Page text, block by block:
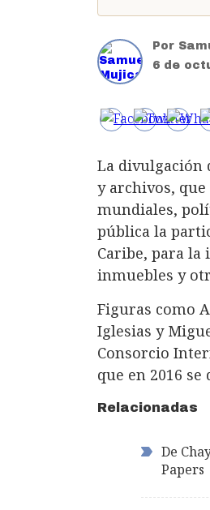
Por
6 de
La divulgación
y archivos,
mundiales,
pública la
Caribe, para la
inmuebles y
Figuras como
Iglesias y
Consorcio
que en 2016
Relacionadas
De
Papers